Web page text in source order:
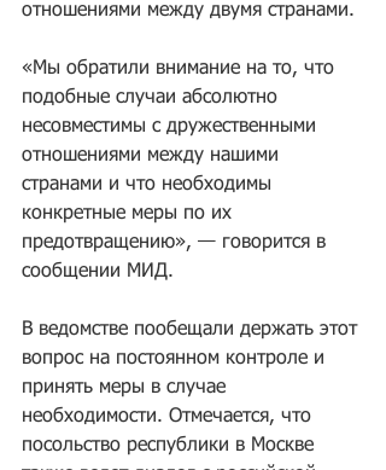
отношениями между двумя странами.
«Мы обратили внимание на то, что
подобные случаи абсолютно
несовместимы с дружественными
отношениями между нашими
странами и что необходимы
конкретные меры по их
предотвращению», — говорится в
сообщении МИД.
В ведомстве пообещали держать этот
вопрос на постоянном контроле и
принять меры в случае
необходимости. Отмечается, что
посольство республики в Москве